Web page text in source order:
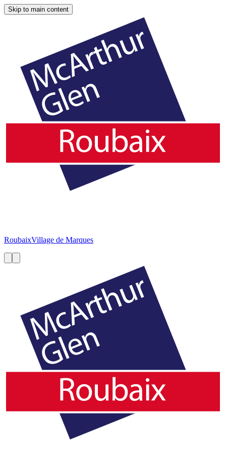
Skip to main content
RoubaixVillage de Marques